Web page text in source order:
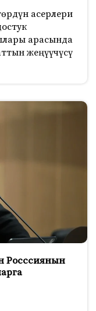
асерлери
арасында
жеңүүчүсү
Росссиянын